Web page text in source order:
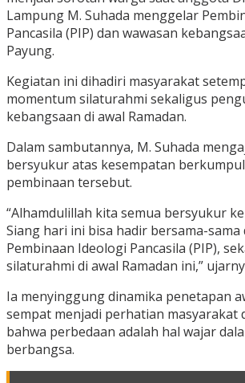
Lampung M. Suhada menggelar
Pancasila (PIP) dan wawasan
Payung.
Kegiatan ini dihadiri masyarakat
momentum silaturahmi sekaligus
kebangsaan di awal Ramadan.
Dalam sambutannya, M. Suhada
bersyukur atas kesempatan
pembinaan tersebut.
“Alhamdulillah kita semua bersyukur
Siang hari ini bisa hadir bersama-sama
Pembinaan Ideologi Pancasila (PIP),
silaturahmi di awal Ramadan ini,”
Ia menyinggung dinamika penetapan
sempat menjadi perhatian masyarakat
bahwa perbedaan adalah hal wajar
berbangsa.